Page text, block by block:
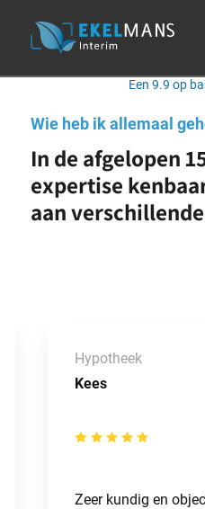
Wie heb ik allemaal
In de afgelopen
expertise
aan
9.9
Een 9.9 op
Kees
Hypotheek
Zeer kundig en